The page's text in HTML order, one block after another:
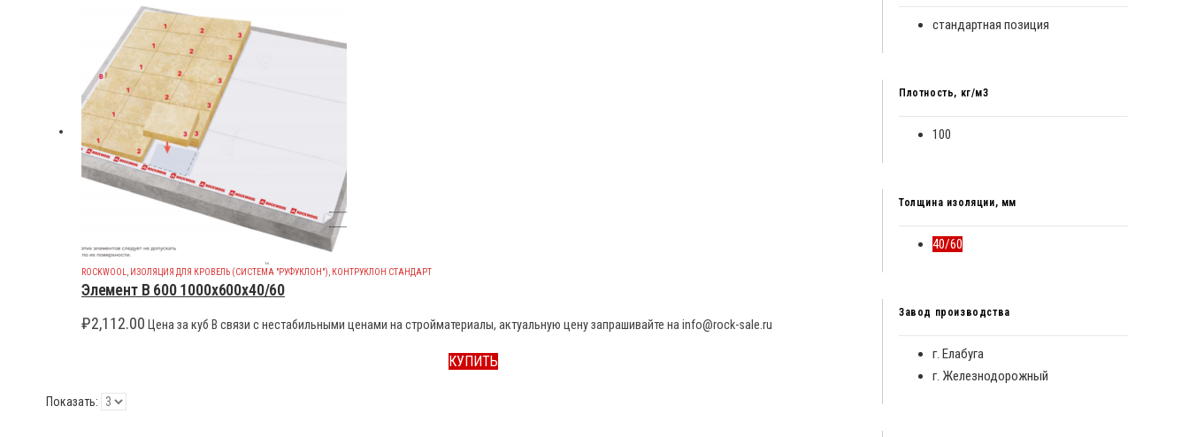
ROCKWOOL, ИЗОЛЯЦИЯ ДЛЯ КРОВЕЛЬ (СИСТЕМА "РУФУКЛОН"), КОНТРУКЛОН СТАНДАРТ
Элемент B 600 1000x600x40/60
₽2,112.00 Цена за куб В связи с нестабильными ценами на стройматериалы, актуальную цену запрашивайте на info@rock-sale.ru
КУПИТЬ
Показать:
стандартная позиция
Плотность, кг/м3
100
Толщина изоляции, мм
40/60
Завод производства
г. Елабуга
г. Железнодорожный